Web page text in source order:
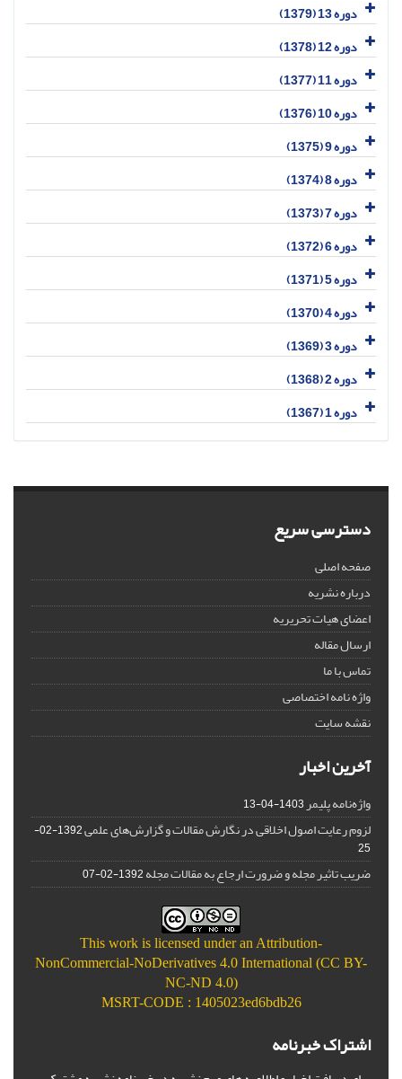
دوره 13 (1379)
دوره 12 (1378)
دوره 11 (1377)
دوره 10 (1376)
دوره 9 (1375)
دوره 8 (1374)
دوره 7 (1373)
دوره 6 (1372)
دوره 5 (1371)
دوره 4 (1370)
دوره 3 (1369)
دوره 2 (1368)
دوره 1 (1367)
دسترسی سریع
صفحه اصلی
درباره نشریه
اعضای هیات تحریریه
ارسال مقاله
تماس با ما
واژه نامه اختصاصی
نقشه سایت
آخرین اخبار
واژه‌نامه پلیمر1403-04-13
لزوم رعایت اصول اخلاقی در نگارش مقالات و گزارش‌‌های علمی
1392-02-
25
ضریب تاثیر مجله و ضرورت ارجاع به مقالات مجله1392-02-07
This work is licensed under an Attribution-
NonCommercial-NoDerivatives 4.0 International (CC BY-
NC-ND 4.0)
MSRT-CODE : 1405023ed6bdb26
اشتراک خبرنامه